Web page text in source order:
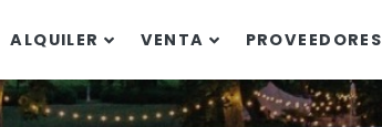
ALQUILER VENTA PROVEEDORES